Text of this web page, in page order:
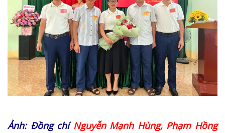
Ảnh: Đồng chí Nguyễn Mạnh Hùng, Phạm Hồng